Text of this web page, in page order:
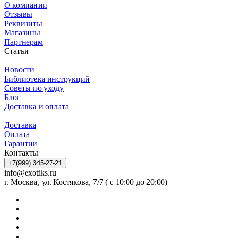
О компании
Отзывы
Реквизиты
Магазины
Партнерам
Статьи
Новости
Библиотека инструкций
Советы по уходу
Блог
Доставка и оплата
Доставка
Оплата
Гарантии
Контакты
+7(999) 345-27-21
info@exotiks.ru
г. Москва, ул. Костякова, 7/7 ( с 10:00 до 20:00)